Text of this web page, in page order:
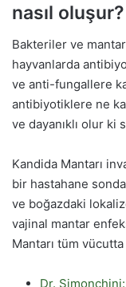
nasıl oluşur?
Bakteriler ve
hayvanlarda
ve anti-fungallere
antibiyotiklere ne
ve dayanıklı olur ki
Kandida Mantarı
bir hastahane
ve boğazdaki
vajinal mantar
Mantarı tüm vücutta
Dr.